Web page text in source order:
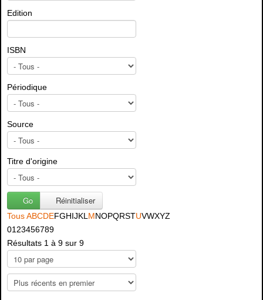
Edition
ISBN
Périodique
Source
Titre d'origine
Go Réinitialiser
TousABCDEFGHIJKL MNOPQRSTUVWXYZ
01 23456789
Résultats 1 à 9 sur 9